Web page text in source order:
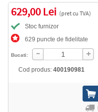
629,00 Lei (pret cu TVA)
Stoc furnizor
629 puncte de fidelitate
Bucati:
Cod produs: 400190981